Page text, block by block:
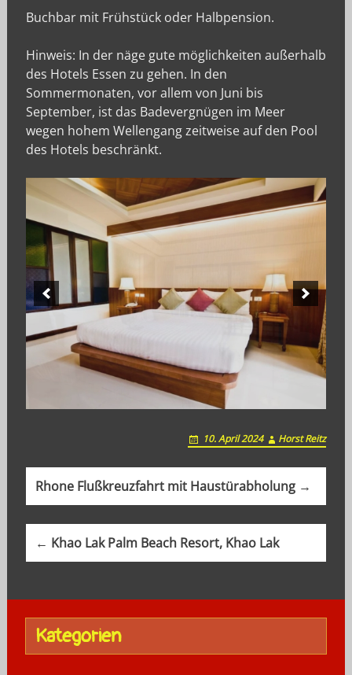
Buchbar mit Frühstück oder Halbpension.
Hinweis: In der näge gute möglichkeiten außerhalb
des Hotels Essen zu gehen. In den
Sommermonaten, vor allem von Juni bis
September, ist das Badevergnügen im Meer
wegen hohem Wellengang zeitweise auf den Pool
des Hotels beschränkt.
10. April 2024 Horst Reitz
P
o
t
a
v
Rhone Flußkreuzfahrt mit Haustürabholung →
← Khao Lak Palm Beach Resort, Khao Lak
Kategorien